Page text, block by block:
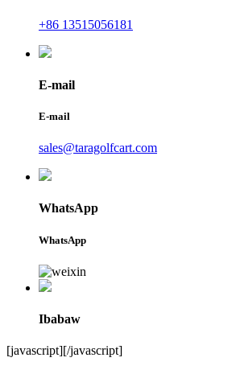
+86 13515056181
E-mail
E-mail
sales@taragolfcart.com
WhatsApp
WhatsApp
Ibabaw
[javascript][/javascript]